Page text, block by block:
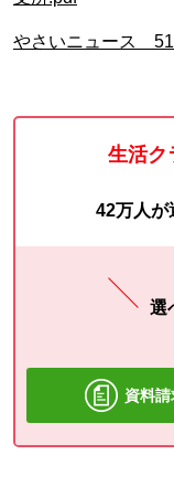
やさいニュース 51
生活ク
42万人が
選
資料請